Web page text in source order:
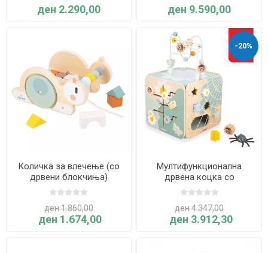
ден 2.290,00 ден 9.590,00
Количка за влечење (со
дрвени блокчиња)
ПОЛЖАВ - Sweet Cocoon -
Janod
ден 1.860,00
ден 1.674,00
-20%
Мултифункционална
дрвена коцка со
активности ГРАДИНА -
Sweet Cocoon - Janod
ден 4.347,00
ден 3.912,30